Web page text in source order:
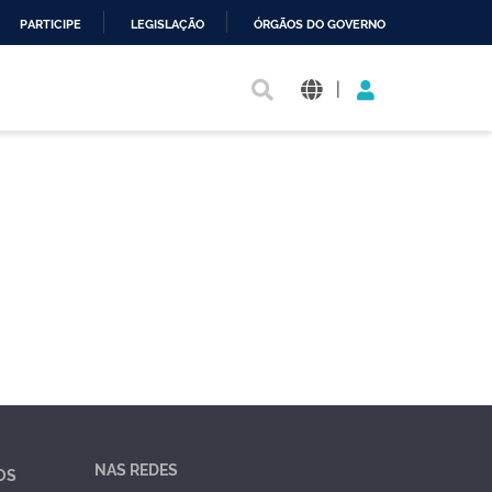
PARTICIPE LEGISLAÇÃO ÓRGÃOS DO GOVERNO
|
NAS REDES